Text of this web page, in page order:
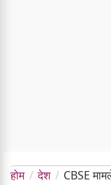
होम देश
CBSE